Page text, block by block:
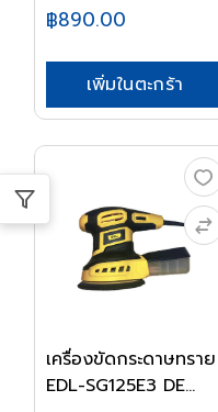
฿890.00
เพิ่มในตะกร้า
เครื่องขัดกระดาษทราย
EDL-SG125E3 DE...